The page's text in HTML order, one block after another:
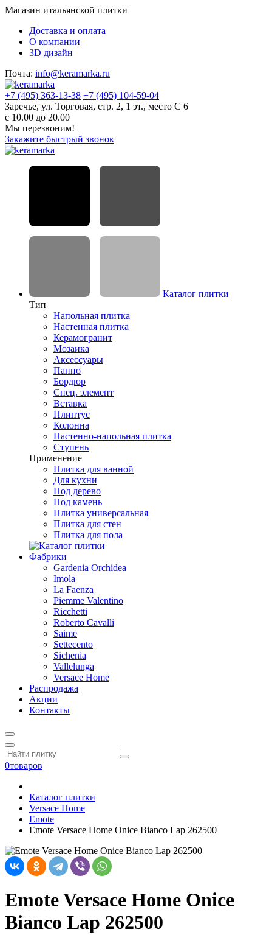
Магазин итальянской плитки
Доставка и оплата
О компании
3D дизайн
Почта: info@keramarka.ru
+7 (495) 363-13-38 +7 (495) 104-59-04
Заречье, ул. Торговая, стр. 2, 1 эт., место С 6
с 10.00 до 20.00
Мы перезвоним!
Закажите быстрый звонок
Каталог плитки
Тип
Напольная плитка
Настенная плитка
Керамогранит
Мозаика
Аксессуары
Панно
Бордюр
Спец. элемент
Вставка
Плинтус
Колонна
Настенно-напольная плитка
Ступень
Применение
Плитка для ванной
Для кухни
Под дерево
Под камень
Плитка универсальная
Плитка для стен
Плитка для пола
Фабрики
Gardenia Orchidea
Imola
La Faenza
Piemme Valentino
Ricchetti
Roberto Cavalli
Saime
Settecento
Sichenia
Vallelunga
Versace Home
Распродажа
Акции
Контакты
0товаров
Каталог плитки
Versace Home
Emote
Emote Versace Home Onice Bianco Lap 262500
Emote Versace Home Onice
Bianco Lap 262500